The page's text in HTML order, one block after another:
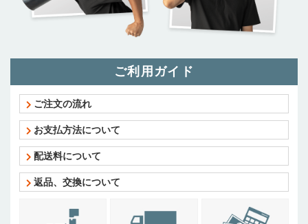
ご利用ガイド
ご注文の流れ
お支払方法について
配送料について
返品、交換について